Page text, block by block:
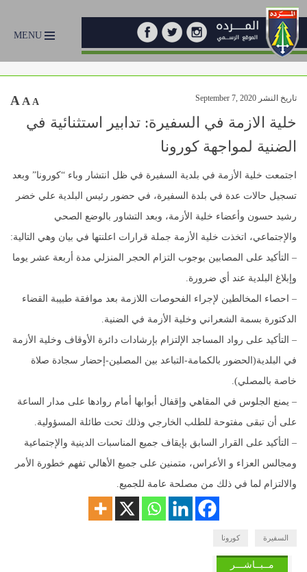
MENU
تاريخ النشر September 7, 2020 A A A
خلية الازمة في السفيرة: تدابير استثنائية في
الضنية لمواجهة كورونا
اجتمعت خلية الأزمة في بلدية السفيرة في ظل انتشار وباء “كورونا” وبعد
تسجيل حالات عدة في بلدة السفيرة، في حضور رئيس البلدية علي خضر
رشيد حسون وأعضاء خلية الأزمة، وبعد التشاور بالوضع الصحي
والإجتماعي، اتخذت خلية الأزمة جملة قرارات اعلنتها في بيان وهي التالية:
– التأكيد على المصابين بوجوب التزام الحجر المنزلي مدة أربعة عشر يوما
وإبلاغ البلدية عند أي ضرورة.
– احصاء المخالطين لإجراء الفحوصات اللازمة بعد موافقة طبيبة القضاء
الدكتورة بسمة الشعراني وخلية الأزمة في الضنية.
– التأكيد على رواد المساجد الإلتزام بإرشادات دائرة الأوقاف وخلية الأزمة
في البلدية(الحضور بالكمامة-التباعد بين المصلين-إحضار سجادة صلاة
خاصة بالمصلي).
– يمنع الجلوس في المقاهي وإقفال أبوابها أمام روادها على مدار الساعة
على أن تبقى مفتوحة للطلب الخارجي وذلك تحت طائلة المسؤولية.
– التأكيد على القرار السابق بإيقاف جميع المناسبات الدينية والإجتماعية
ومجالس العزاء و الأعراس، متمنين على جميع الأهالي تفهم خطورة الأمر
والالتزام لما في ذلك من مصلحة عامة للجميع.
السفيرة كورونا
مــبــاشـــر